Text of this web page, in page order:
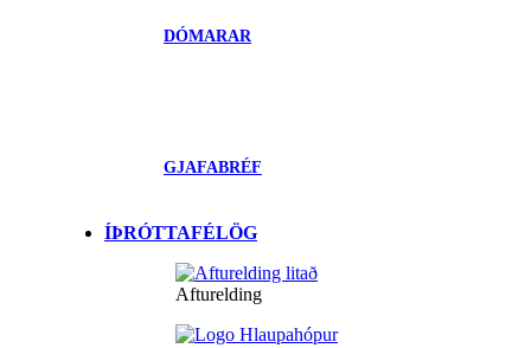
DÓMARAR
GJAFABRÉF
ÍÞRÓTTAFÉLÖG
Afturelding